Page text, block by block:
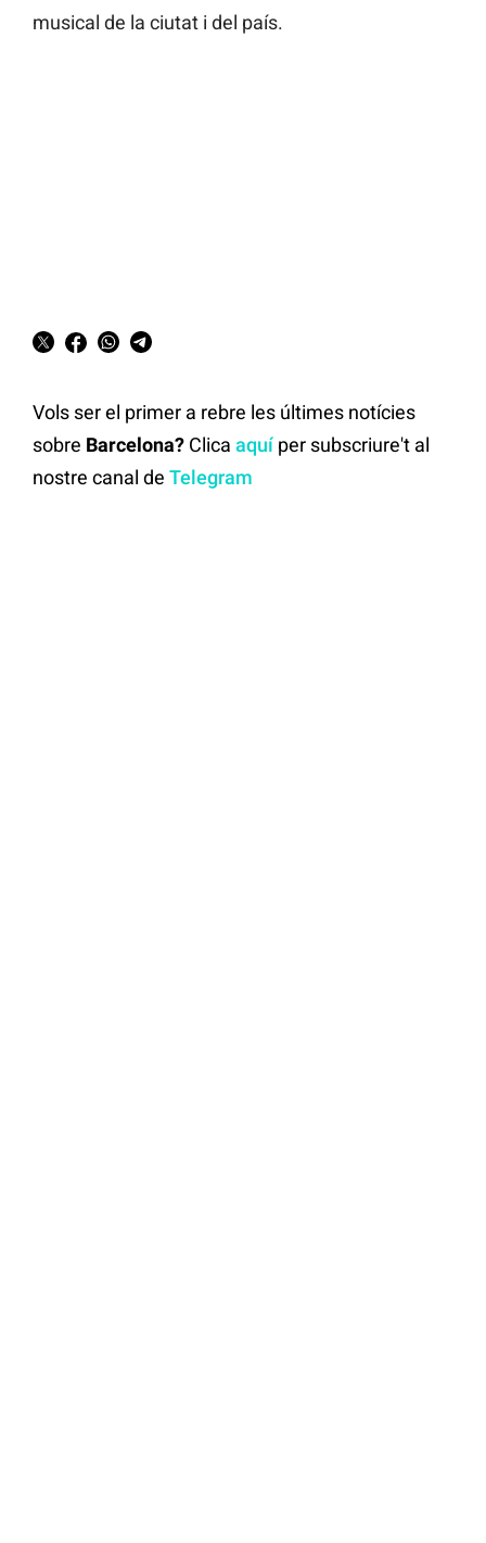
musical de la ciutat i del país.
Vols ser el primer a rebre les últimes notícies
sobre Barcelona? Clica aquíper subscriure't al
nostre canal de Telegram